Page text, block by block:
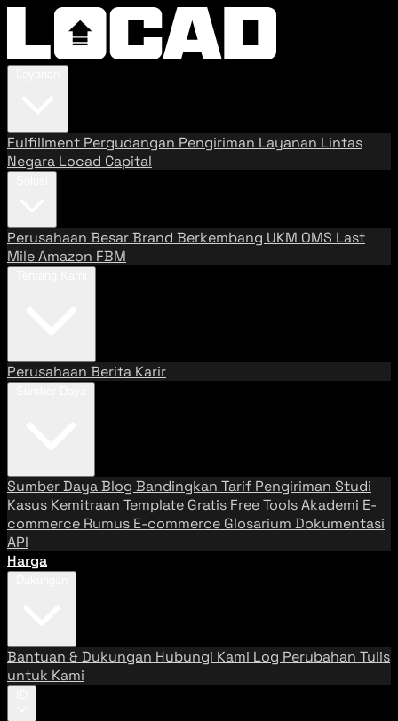
Fulfillment Pergudangan Pengiriman Layanan Lintas
Negara Locad Capital
Perusahaan BesarBrand Berkembang UKM OMS Last
MileAmazon FBM
Perusahaan Berita Karir
Sumber DayaBlog Bandingkan Tarif Pengiriman Studi
Kasus Kemitraan Template Gratis Free ToolsAkademi E-
commerce Rumus E-commerce Glosarium Dokumentasi
API
Harga
Bantuan & Dukungan Hubungi Kami Log Perubahan Tulis
untuk Kami